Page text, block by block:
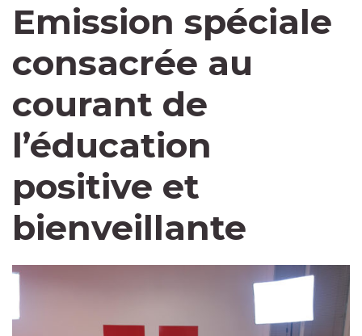
Emission spéciale
consacrée au
courant de
l’éducation
positive et
bienveillante